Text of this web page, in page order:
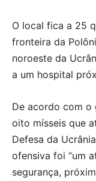
O local fica a 25
fronteira da
noroeste da
a um hospital
De acordo com o
oito mísseis que
Defesa da
ofensiva foi “um
segurança,